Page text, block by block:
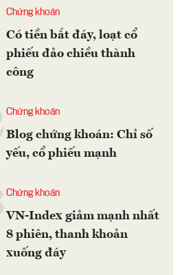
Chứng khoán
Có tiền bắt đáy, loạt cổ
phiếu đảo chiều thành
công
2Chứng khoán
Blog chứng khoán: Chỉ số
yếu, cổ phiếu mạnh
Chứng khoán
VN-Index giảm mạnh nhất
8 phiên, thanh khoản
xuống đáy